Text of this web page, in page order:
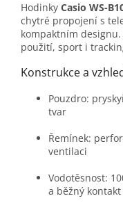
Hodinky Casio WS-
chytré propojení s
kompaktním
použití, sport i
Konstrukce a
Pouzdro:
tvar
Řemínek:
ventilaci
Vodotěsnost:
a běžný